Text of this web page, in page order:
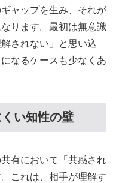
ャップを生み、それが
ります。最初は無意識
されない」と思い込
なるケースも少なくあ
い知性の壁
有において「共感され
これは、相手が理解す